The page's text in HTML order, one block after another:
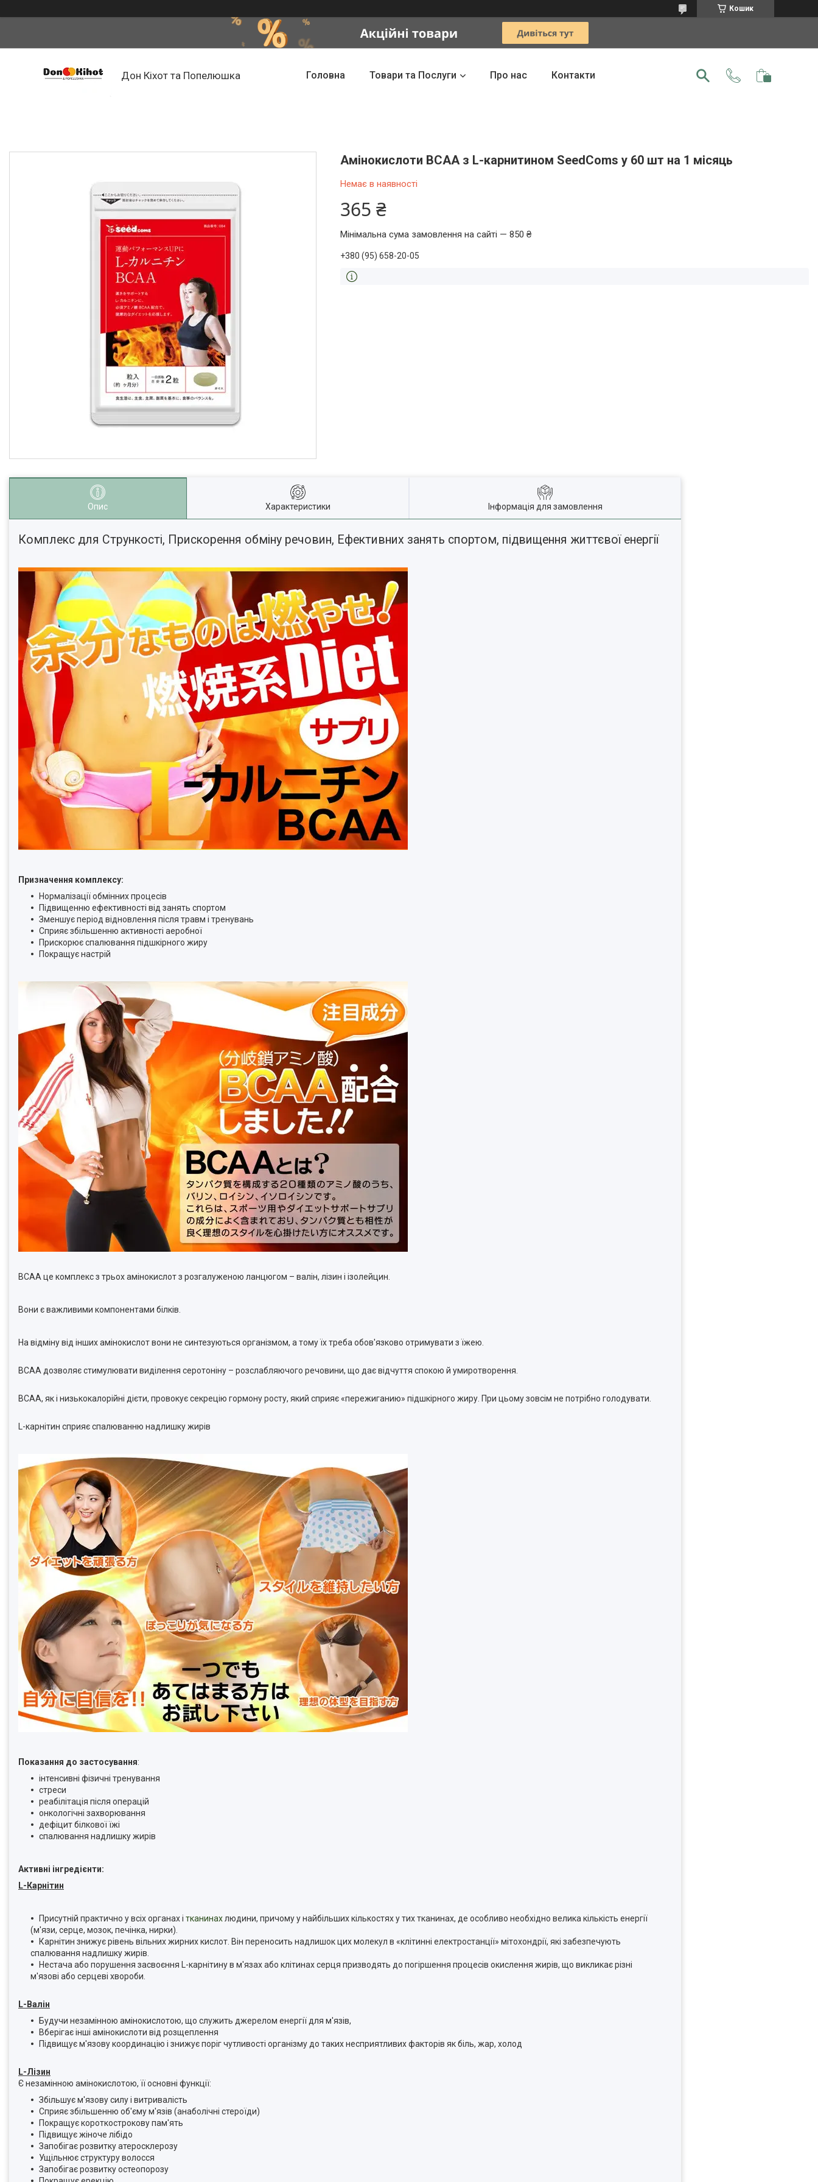
Кошик
Дон Кіхот та Попелюшка Головна Товари та Послуги Про нас Контакти
Амінокислоти BCAA з L-карнитином SeedComs у 60 шт на 1 місяць
Немає в наявності
365 ₴
Мінімальна сума замовлення на сайті — 850 ₴
+380 (95) 658-20-05
Опис Характеристики Інформація для замовлення
Комплекс для Стрункості, Прискорення обміну речовин, Ефективних занять спортом, підвищення життєвої енергії
Призначення комплексу:
Нормалізації обмінних процесів
Підвищенню ефективності від занять спортом
Зменшує період відновлення після травм і тренувань
Сприяє збільшенню активності аеробної
Прискорює спалювання підшкірного жиру
Покращує настрій
ВСАА це комплекс з трьох амінокислот з розгалуженою ланцюгом – валін, лізин і ізолейцин.
Вони є важливими компонентами білків.
На відміну від інших амінокислот вони не синтезуються організмом, а тому їх треба обов'язково отримувати з їжею.
BCAA дозволяє стимулювати виділення серотоніну – розслабляючого речовини, що дає відчуття спокою й умиротворення.
BCAA, як і низькокалорійні дієти, провокує секрецію гормону росту, який сприяє «пережиганию» підшкірного жиру. При цьому зовсім не потрібно голодувати.
L-карнітин сприяє спалюванню надлишку жирів
Показання до застосування:
інтенсивні фізичні тренування
стреси
реабілітація після операцій
онкологічні захворювання
дефіцит білкової їжі
спалювання надлишку жирів
Активні інгредієнти:
L-Карнітин
Присутній практично у всіх органах і тканинахлюдини, причому у найбільших кількостях у тих тканинах, де особливо необхідно велика кількість енергії
(м'язи, серце, мозок, печінка, нирки).
Карнітин знижує рівень вільних жирних кислот. Він переносить надлишок цих молекул в «клітинні електростанції» мітохондрії, які забезпечують
спалювання надлишку жирів.
Нестача або порушення засвоєння L-карнітину в м'язах або клітинах серця призводять до погіршення процесів окислення жирів, що викликає різні
м'язові або серцеві хвороби.
L-Валін
Будучи незамінною амінокислотою, що служить джерелом енергії для м'язів,
Вберігає інші амінокислоти від розщеплення
Підвищує м'язову координацію і знижує поріг чутливості організму до таких несприятливих факторів як біль, жар, холод
L-Лізин
Є незамінною амінокислотою, її основні функції:
Збільшує м'язову силу і витривалість
Сприяє збільшенню об'єму м'язів (анаболічні стероїди)
Покращує короткострокову пам'ять
Підвищує жіноче лібідо
Запобігає розвитку атеросклерозу
Ущільнює структуру волосся
Запобігає розвитку остеопорозу